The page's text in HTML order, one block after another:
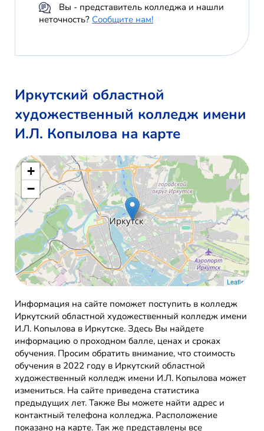
Вы - представитель колледжа и нашли
неточность? Сообщите нам!
Иркутский областной
художественный колледж имени
И.Л. Копылова на карте
+
−
Leaflet
Информация на сайте поможет поступить в колледж
Иркутский областной художественный колледж имени
И.Л. Копылова в Иркутске. Здесь Вы найдете
информацию о проходном балле, ценах и сроках
обучения. Просим обратить внимание, что стоимость
обучения в 2022 году в Иркутский областной
художественный колледж имени И.Л. Копылова может
измениться. На сайте приведена статистика
предыдущих лет. Также Вы можете найти адрес и
контактный телефона колледжа. Расположение
показано на карте. Так же представлены все